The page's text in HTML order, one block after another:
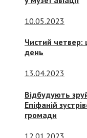
10.05.2023
Чистий
день
13.04.2023
Відбудують
Епіфаній
громади
12.01.2023